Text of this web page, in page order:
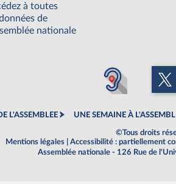
à toutes
de
nationale
L'ASSEMBLEE UNE SEMAINE À
©Tous droits
Mentions légales
Accessibilité : partiellement
Assemblée nationale - 126 Rue de